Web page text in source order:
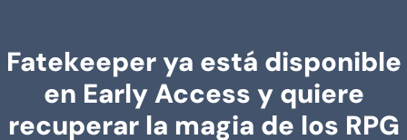
Fatekeeper ya está disponible
en Early Access y quiere
recuperar la magia de los RPG